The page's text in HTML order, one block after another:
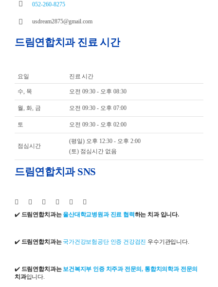
052-260-8275
usdream2875@gmail.com
드림연합치과 진료 시간
요일 진료 시간
수, 목 오전 09:30 - 오후 08:30
월, 화, 금 오전 09:30 - 오후 07:00
토 오전 09:30 - 오후 02:00
점심시간
(평일) 오후 12:30 - 오후 2:00
(토) 점심시간 없음
드림연합치과 SNS
✔️ 드림연합치과는 울산대학교병원과 진료 협력하는 치과 입니다.
✔️ 드림연합치과는 국가건강보험공단 인증 건강검진 우수기관입니다.
✔️ 드림연합치과는 보건복지부 인증 치주과 전문의, 통합치의학과 전문의
치과입니다.